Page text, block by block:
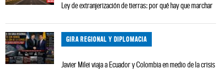
Ley de extranjerización de tierras: por qué hay que marchar
GIRA REGIONAL Y DIPLOMACIA
Javier Milei viaja a Ecuador y Colombia en medio de la crisis